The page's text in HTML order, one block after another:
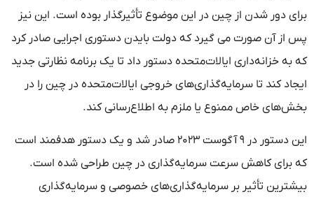
برای دور شدن از چین در این موضوع تأثیرگذار بوده است. این نیز
پس از آن صورت می گیرد که دولت بایدن دستوری اجرایی صادر کرد
که به خزانه‌داری ایالات‌متحده دستور داد تا یک برنامه نظارتی جدید
ایجاد کند تا سرمایه‌گذاری‌های خروجی ایالات‌متحده در چین را در
بخش‌های خاص ممنوع یا ملزم به اطلاع‌رسانی کند.
این دستور در ۹ آگوست ۲۰۲۳ صادر شد و یک دستور هدفمند است
که برای کاهش سرعت سرمایه‌گذاری در چین طراحی شده است.
بیشترین تأثیر بر سرمایه‌گذاری‌های خصوصی و سرمایه‌گذاری